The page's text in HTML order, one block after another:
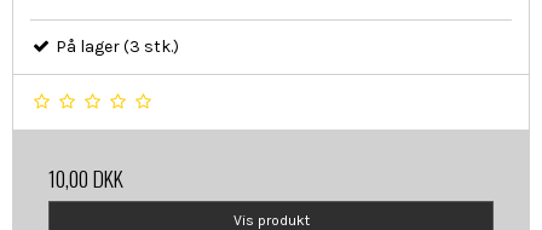
På lager (3 stk.)
10,00 DKK
Vis produkt